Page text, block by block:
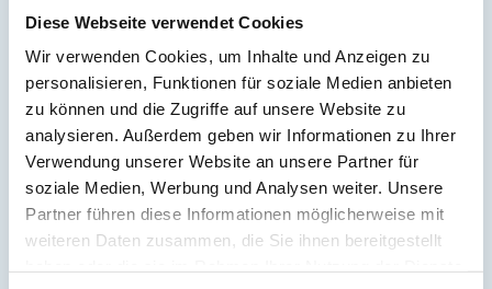
Diese Webseite verwendet Cookies
Wir verwenden Cookies, um Inhalte und Anzeigen zu
personalisieren, Funktionen für soziale Medien anbieten
zu können und die Zugriffe auf unsere Website zu
analysieren. Außerdem geben wir Informationen zu Ihrer
Verwendung unserer Website an unsere Partner für
soziale Medien, Werbung und Analysen weiter. Unsere
Partner führen diese Informationen möglicherweise mit
weiteren Daten zusammen, die Sie ihnen bereitgestellt
Kopie der Nachricht per Mail zusenden
Reiseversicherungs­informationen anfordern
gelesen und bin
damit einverstanden.